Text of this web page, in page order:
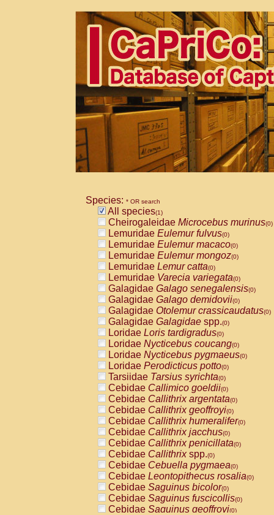
Species: * OR search
All species(1)
Cheirogaleidae Microcebus murinus(0)
Lemuridae Eulemur fulvus(0)
Lemuridae Eulemur macaco(0)
Lemuridae Eulemur mongoz(0)
Lemuridae Lemur catta(0)
Lemuridae Varecia variegata(0)
Galagidae Galago senegalensis(0)
Galagidae Galago demidovii(0)
Galagidae Otolemur crassicaudatus(0)
Galagidae Galagidae spp.(0)
Loridae Loris tardigradus(0)
Loridae Nycticebus coucang(0)
Loridae Nycticebus pygmaeus(0)
Loridae Perodicticus potto(0)
Tarsiidae Tarsius syrichta(0)
Cebidae Callimico goeldii(0)
Cebidae Callithrix argentata(0)
Cebidae Callithrix geoffroyi(0)
Cebidae Callithrix humeralifer(0)
Cebidae Callithrix jacchus(0)
Cebidae Callithrix penicillata(0)
Cebidae Callithrixspp.(0)
Cebidae Cebuella pygmaea(0)
Cebidae Leontopithecus rosalia(0)
Cebidae Saguinus bicolor(0)
Cebidae Saguinus fuscicollis(0)
Cebidae Saguinus geoffroyi(0)